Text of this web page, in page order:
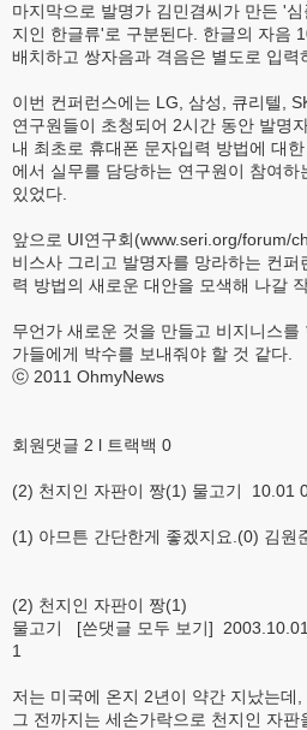
마지막으로 발명가 김민겸씨가 만든 '
지인 한글류'로 구분된다. 한글의 자음
배치하고 쌍자음과 격음은 별도로 입력
이번 컨퍼런스에는 LG, 삼성, 큐리텔,
연구원들이 초청되어 2시간 동안 발명
내 최초로 휴대폰 문자입력 방법에 대
에서 실무를 담당하는 연구원이 참여
있었다.
앞으로 UI연구회(www.seri.org/forum/
비스사 그리고 발명자를 망라하는 컨퍼
력 방법의 새로운 대안을 모색해 나갈
무언가 새로운 것을 만들고 비지니스
가들에게 박수를 보내줘야 할 것 같다.
ⓒ 2011 OhmyNews
회원댓글 2 l 트랙백 0
(2) 천지인 자판이 짱(1) 물고기 10.01
(1) 아므튼 간단한게 좋겠지요.(0) 김
(2) 천지인 자판이 짱(1)
물고기 [쓴댓글 모두 보기]
1
저는 미국에 온지 2년이 약간 지났는데,
그 전까지는 세손가락으로 천지인 자